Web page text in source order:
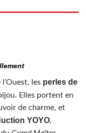
les perles de
Elles portent en
de charme, et
YOYO,